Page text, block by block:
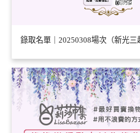
錄取名單｜20250308場次（新光三